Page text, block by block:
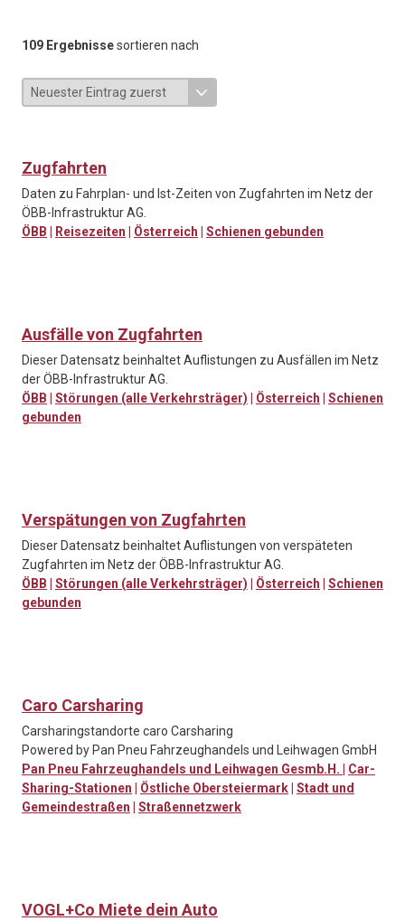
109 Ergebnissesortieren nach
Zugfahrten
Daten zu Fahrplan- und Ist-Zeiten von Zugfahrten im Netz der
ÖBB-Infrastruktur AG.
ÖBB
Reisezeiten Österreich Schienen gebunden
Ausfälle von Zugfahrten
Dieser Datensatz beinhaltet Auflistungen zu Ausfällen im Netz
der ÖBB-Infrastruktur AG.
ÖBB
Störungen (alle Verkehrsträger) Österreich
Schienen
gebunden
Verspätungen von Zugfahrten
Dieser Datensatz beinhaltet Auflistungen von verspäteten
Zugfahrten im Netz der ÖBB-Infrastruktur AG.
ÖBB
Störungen (alle Verkehrsträger) Österreich
Schienen
gebunden
Caro Carsharing
Carsharingstandorte caro Carsharing
Powered by Pan Pneu Fahrzeughandels und Leihwagen GmbH
Pan Pneu Fahrzeughandels und Leihwagen Gesmb.H.
Car-
Sharing-Stationen
Östliche Obersteiermark Stadt und
Gemeindestraßen
Straßennetzwerk
VOGL+Co Miete dein Auto